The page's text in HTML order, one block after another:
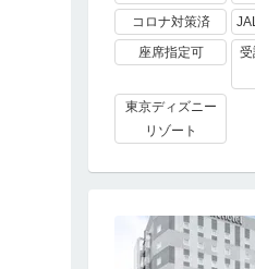
コロナ対策済
座席指定可
東京ディズニー
リゾート